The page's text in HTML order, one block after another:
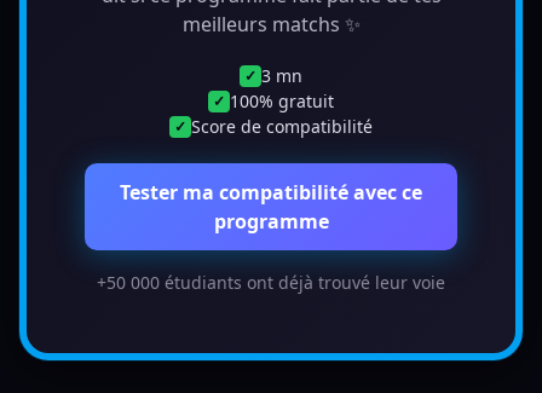
meilleurs matchs ✨
✓ 3 mn
✓ 100% gratuit
✓ Score de compatibilité
Tester ma compatibilité avec ce
programme
+50 000 étudiants ont déjà trouvé leur voie